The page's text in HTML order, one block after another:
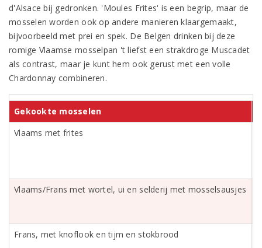
d'Alsace bij gedronken. 'Moules Frites' is een begrip, maar de
mosselen worden ook op andere manieren klaargemaakt,
bijvoorbeeld met prei en spek. De Belgen drinken bij deze
romige Vlaamse mosselpan 't liefst een strakdroge Muscadet
als contrast, maar je kunt hem ook gerust met een volle
Chardonnay combineren.
Gekookte mosselen
Vlaams met frites
Vlaams/Frans met wortel, ui en selderij met mosselsausjes
Frans, met knoflook en tijm en stokbrood